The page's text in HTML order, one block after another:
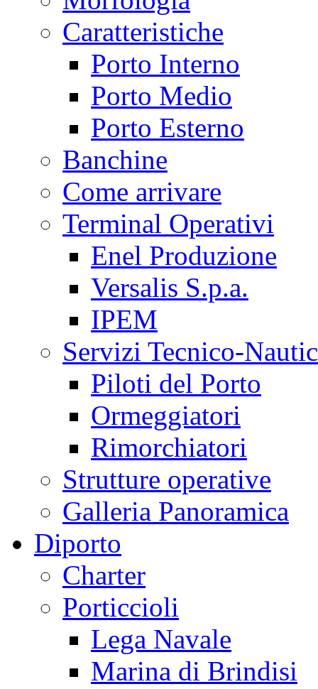
Caratteristiche
Porto Interno
Porto Medio
Porto Esterno
Banchine
Come arrivare
Terminal Operativi
Enel Produzione
Versalis S.p.a.
IPEM
Servizi Tecnico-
Piloti del Porto
Ormeggiatori
Rimorchiatori
Strutture operative
Galleria Panoramica
Diporto
Charter
Porticcioli
Lega Navale
Marina di Brindisi